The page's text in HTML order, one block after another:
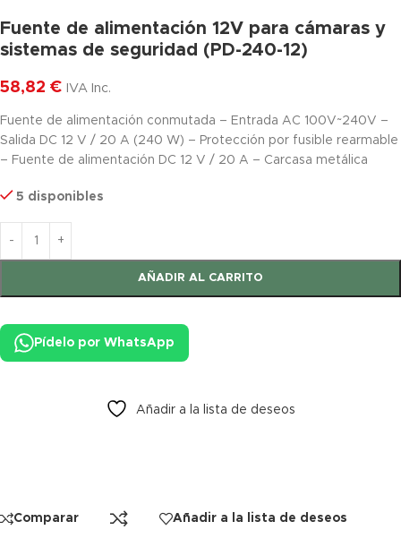
Fuente de alimentación 12V para cámaras y
sistemas de seguridad (PD-240-12)
58,82 € IVA Inc.
Fuente de alimentación conmutada – Entrada AC 100V~240V –
Salida DC 12 V / 20 A (240 W) – Protección por fusible rearmable
– Fuente de alimentación DC 12 V / 20 A – Carcasa metálica
5 disponibles
AÑADIR AL CARRITO
Pídelo por WhatsApp
Añadir a la lista de deseos
Comparar Añadir a la lista de deseos